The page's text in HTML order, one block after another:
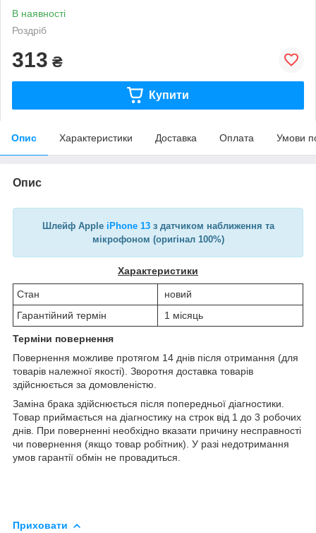
В наявності
Роздріб
313 ₴
Купити
Опис Характеристики Доставка Оплата Умови
Опис
Шлейф Apple iPhone 13з датчиком наближення та
мікрофоном (оригінал 100%)
Характеристики
Стан
новий
Гарантійний термін
1 місяць
Терміни повернення
Повернення можливе протягом 14 днів після отримання (для
товарів належної якості). Зворотня доставка товарів
здійснюється за домовленістю.
Заміна брака здійснюється після попередньої діагностики.
Товар приймається на діагностику на строк від 1 до 3 робочих
днів. При поверненні необхідно вказати причину несправності
чи повернення (якщо товар робітник). У разі недотримання
умов гарантії обмін не провадиться.
Приховати